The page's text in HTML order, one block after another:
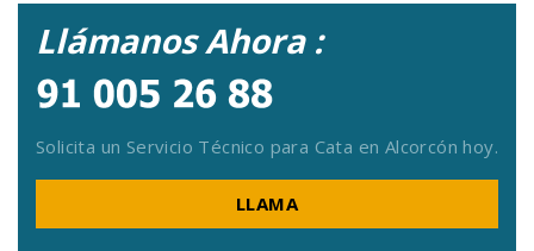
Llámanos Ahora :
Solicita un Servicio Técnico para Cata en Alcorcón hoy.
LLAMA